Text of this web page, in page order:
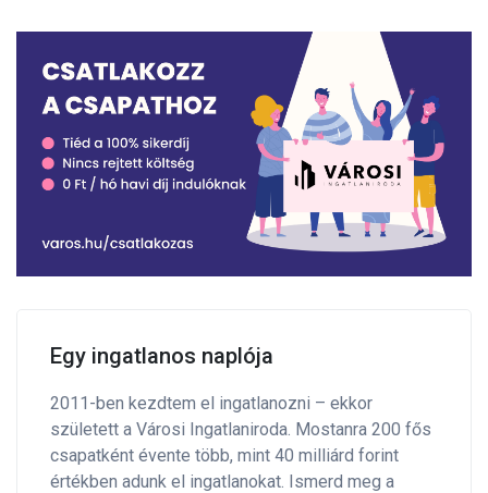
Egy ingatlanos naplója
2011-ben kezdtem el ingatlanozni – ekkor
született a Városi Ingatlaniroda. Mostanra 200 fős
csapatként évente több, mint 40 milliárd forint
értékben adunk el ingatlanokat. Ismerd meg a